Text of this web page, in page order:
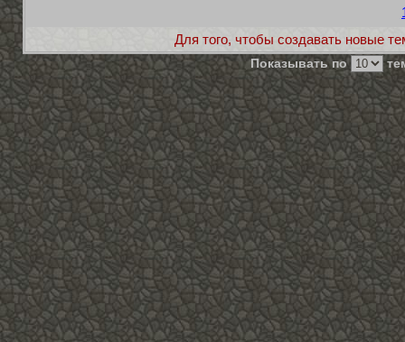
Для того, чтобы создавать новые
Показывать по